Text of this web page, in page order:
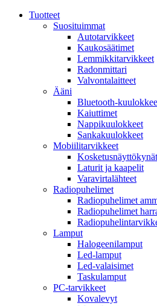
Tuotteet
Suosituimmat
Autotarvikkeet
Kaukosäätimet
Lemmikkitarvikkeet
Radonmittari
Valvontalaitteet
Ääni
Bluetooth-
Kaiuttimet
Nappikuulokkeet
Sankakuulokkeet
Mobiilitarvikkeet
Kosketusnäyttökynät
Laturit ja kaapelit
Varavirtalähteet
Radiopuhelimet
Radiopuhelimet
Radiopuhelimet
Lamput
Halogeenilamput
Led-lamput
Led-valaisimet
Taskulamput
PC-tarvikkeet
Kovalevyt